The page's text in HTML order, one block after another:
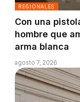
REGIONALES
Con una
hombre que
arma blanca
agosto 7, 2026